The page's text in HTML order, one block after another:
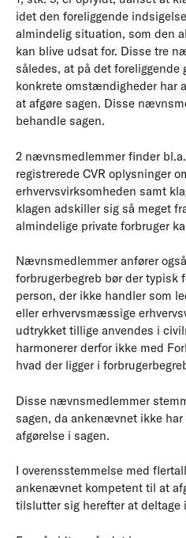
idet den foreliggende
almindelig situation, som den
kan blive udsat for. Disse tre
således, at på det foreliggende
konkrete omstændigheder har
at afgøre sagen. Disse
behandle sagen.
2 nævnsmedlemmer finder
registrerede CVR oplysninger
erhvervsvirksomheden samt
klagen adskiller sig så meget
almindelige private forbruger
Nævnsmedlemmer anfører
forbrugerbegreb bør der typisk
person, der ikke handler som
eller erhvervsmæssige
udtrykket tillige anvendes i
harmonerer derfor ikke med
hvad der ligger i
Disse nævnsmedlemmer
sagen, da ankenævnet ikke
afgørelse i sagen.
I overensstemmelse med
ankenævnet kompetent til at
tilslutter sig herefter at deltage